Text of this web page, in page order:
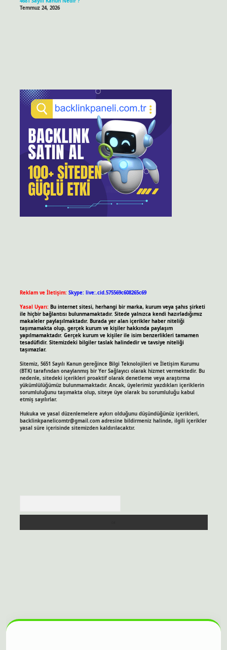
Temmuz 24, 2026
Reklam ve İletişim: Skype: live:.cid.575569c608265c69
Yasal Uyarı: Bu internet sitesi, herhangi bir marka, kurum veya şahıs şirketi
ile hiçbir bağlantısı bulunmamaktadır. Sitede yalnızca kendi hazırladığımız
makaleler paylaşılmaktadır. Burada yer alan içerikler haber niteliği
taşımamakta olup, gerçek kurum ve kişiler hakkında paylaşım
yapılmamaktadır. Gerçek kurum ve kişiler ile isim benzerlikleri tamamen
tesadüfidir. Sitemizdeki bilgiler taslak halindedir ve tavsiye niteliği
taşımazlar.
Sitemiz, 5651 Sayılı Kanun gereğince Bilgi Teknolojileri ve İletişim Kurumu
(BTK) tarafından onaylanmış bir Yer Sağlayıcı olarak hizmet vermektedir. Bu
nedenle, sitedeki içerikleri proaktif olarak denetleme veya araştırma
yükümlülüğümüz bulunmamaktadır. Ancak, üyelerimiz yazdıkları içeriklerin
sorumluluğunu taşımakta olup, siteye üye olarak bu sorumluluğu kabul
etmiş sayılırlar.
Hukuka ve yasal düzenlemelere aykırı olduğunu düşündüğünüz içerikleri,
backlinkpanelicomtr@gmail.comadresine bildirmeniz halinde, ilgili içerikler
yasal süre içerisinde sitemizden kaldırılacaktır.